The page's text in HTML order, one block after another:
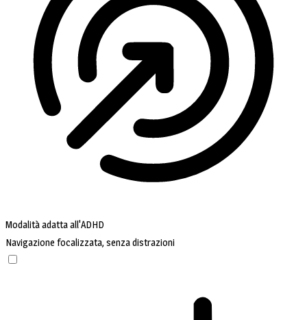
Modalità adatta all'ADHD
Navigazione focalizzata, senza distrazioni